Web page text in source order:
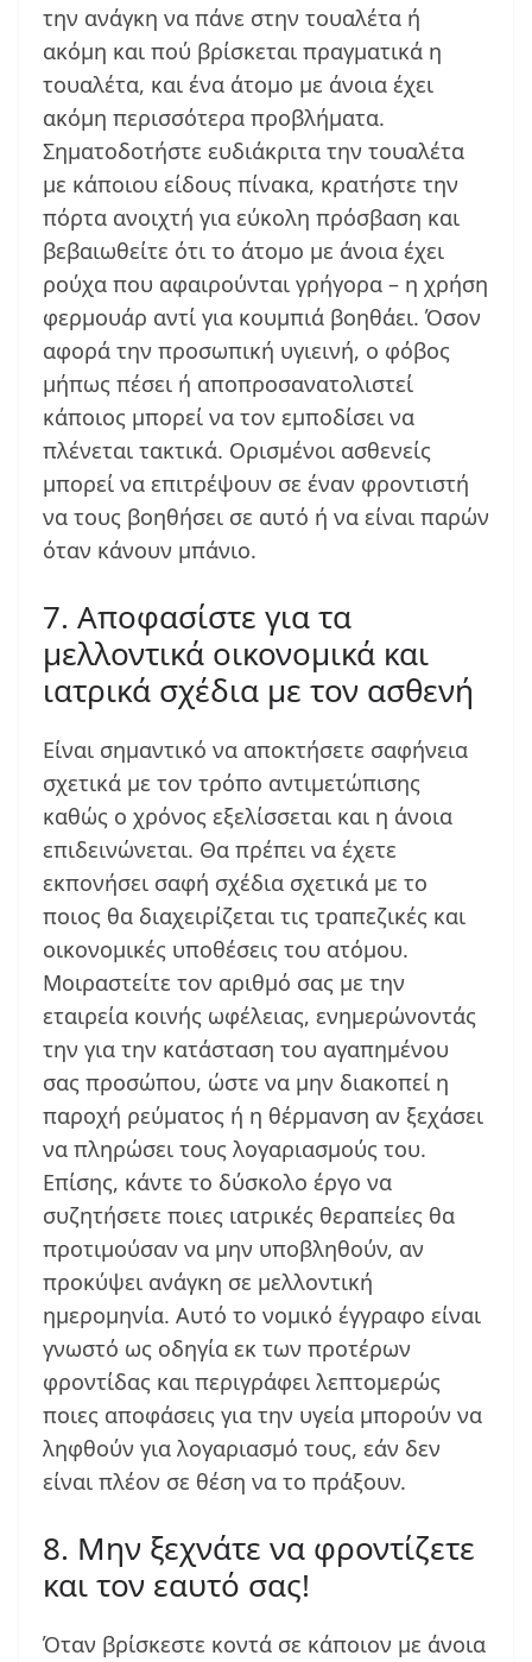
την ανάγκη να πάνε στην τουαλέτα ή
ακόμη και πού βρίσκεται πραγματικά η
τουαλέτα, και ένα άτομο με άνοια έχει
ακόμη περισσότερα προβλήματα.
Σηματοδοτήστε ευδιάκριτα την τουαλέτα
με κάποιου είδους πίνακα, κρατήστε την
πόρτα ανοιχτή για εύκολη πρόσβαση και
βεβαιωθείτε ότι το άτομο με άνοια έχει
ρούχα που αφαιρούνται γρήγορα – η χρήση
φερμουάρ αντί για κουμπιά βοηθάει. Όσον
αφορά την προσωπική υγιεινή, ο φόβος
μήπως πέσει ή αποπροσανατολιστεί
κάποιος μπορεί να τον εμποδίσει να
πλένεται τακτικά. Ορισμένοι ασθενείς
μπορεί να επιτρέψουν σε έναν φροντιστή
να τους βοηθήσει σε αυτό ή να είναι παρών
όταν κάνουν μπάνιο.
7. Αποφασίστε για τα
μελλοντικά οικονομικά και
ιατρικά σχέδια με τον ασθενή
Είναι σημαντικό να αποκτήσετε σαφήνεια
σχετικά με τον τρόπο αντιμετώπισης
καθώς ο χρόνος εξελίσσεται και η άνοια
επιδεινώνεται. Θα πρέπει να έχετε
εκπονήσει σαφή σχέδια σχετικά με το
ποιος θα διαχειρίζεται τις τραπεζικές και
οικονομικές υποθέσεις του ατόμου.
Μοιραστείτε τον αριθμό σας με την
εταιρεία κοινής ωφέλειας, ενημερώνοντάς
την για την κατάσταση του αγαπημένου
σας προσώπου, ώστε να μην διακοπεί η
παροχή ρεύματος ή η θέρμανση αν ξεχάσει
να πληρώσει τους λογαριασμούς του.
Επίσης, κάντε το δύσκολο έργο να
συζητήσετε ποιες ιατρικές θεραπείες θα
προτιμούσαν να μην υποβληθούν, αν
προκύψει ανάγκη σε μελλοντική
ημερομηνία. Αυτό το νομικό έγγραφο είναι
γνωστό ως οδηγία εκ των προτέρων
φροντίδας και περιγράφει λεπτομερώς
ποιες αποφάσεις για την υγεία μπορούν να
ληφθούν για λογαριασμό τους, εάν δεν
είναι πλέον σε θέση να το πράξουν.
8. Μην ξεχνάτε να φροντίζετε
και τον εαυτό σας!
Όταν βρίσκεστε κοντά σε κάποιον με άνοια